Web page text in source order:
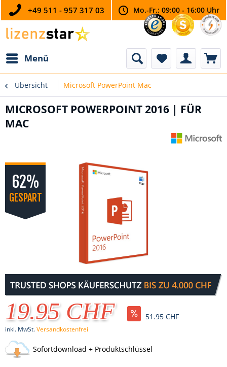
+49 511 - 957 317 03 Mo.-Fr.: 09:00 - 16:00 Uhr
Menü
Übersicht Microsoft PowerPoint Mac
MICROSOFT POWERPOINT 2016 | FÜR
MAC
62%
GESPART
19.95 CHF 51.95 CHF
inkl. MwSt.Versandkostenfrei
Sofortdownload + Produktschlüssel